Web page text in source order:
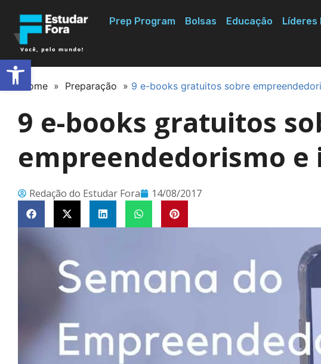
Prep Program Bolsas Educação Líderes
Home » Preparação » 9 e-books gratuitos sobre
9 e-books gratuitos
empreendedorismo e
Redação do Estudar Fora 14/08/2017
Abrir a barra de ferramentas